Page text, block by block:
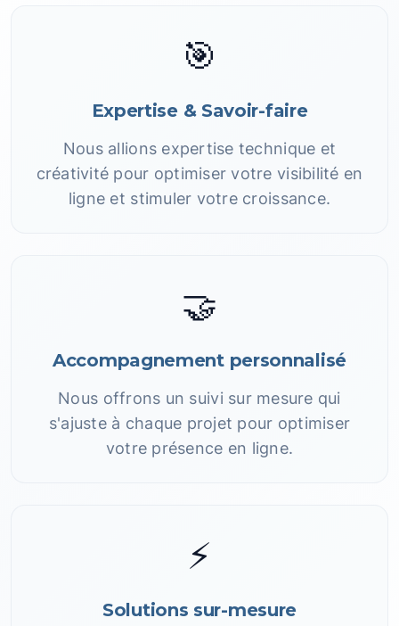
🎯
Expertise & Savoir-faire
Nous allions expertise technique et
créativité pour optimiser votre visibilité en
ligne et stimuler votre croissance.
🤝
Accompagnement personnalisé
Nous offrons un suivi sur mesure qui
s'ajuste à chaque projet pour optimiser
votre présence en ligne.
⚡
Solutions sur-mesure